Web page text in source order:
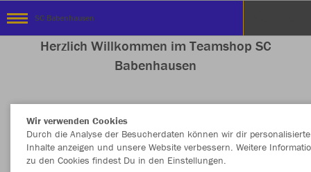
SC Babenhausen
Herzlich Willkommen im Teamshop SC
Babenhausen
Nachhaltig Farbe
Wir verwenden Cookies
Durch die Analyse der Besucherdaten können wir dir personalisierte
Inhalte anzeigen und unsere Website verbessern. Weitere
zu den Cookies findest Du in den Einstellungen.